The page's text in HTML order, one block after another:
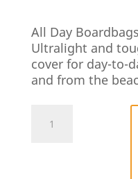
All Day
Ultralight and
cover for day-to-
and from the